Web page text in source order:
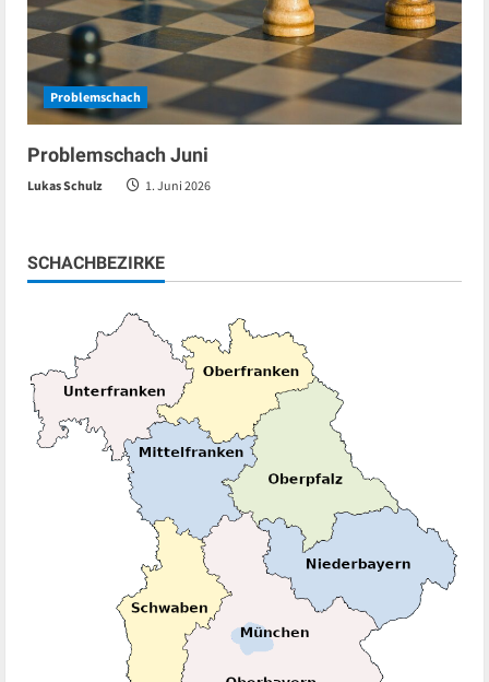
Problemschach
Problemschach Juni
Lukas Schulz 1. Juni 2026
SCHACHBEZIRKE